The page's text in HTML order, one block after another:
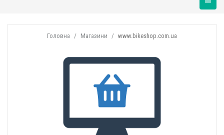
Головна Магазини www.bikeshop.com.ua